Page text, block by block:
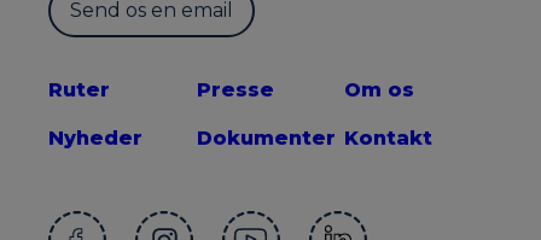
Send os en email
Ruter
Nyheder
Presse
Dokumenter
Om os
Kontakt